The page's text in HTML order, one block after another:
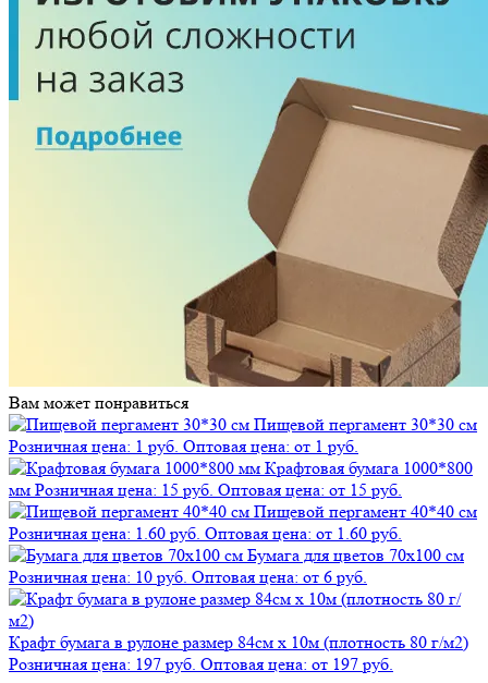
Вам может понравиться
Пищевой пергамент 30*30 см
Розничная цена: 1 руб. Оптовая цена: от 1 руб.
Крафтовая бумага 1000*800
мм Розничная цена: 15 руб. Оптовая цена: от 15 руб.
Пищевой пергамент 40*40 см
Розничная цена: 1.60 руб. Оптовая цена: от 1.60 руб.
Бумага для цветов 70х100 см
Розничная цена: 10 руб. Оптовая цена: от 6 руб.
Крафт бумага в рулоне размер 84см х 10м (плотность 80 г/м2)
Розничная цена: 197 руб. Оптовая цена: от 197 руб.